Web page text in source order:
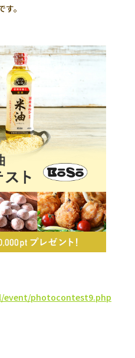
。
photocontest9.php